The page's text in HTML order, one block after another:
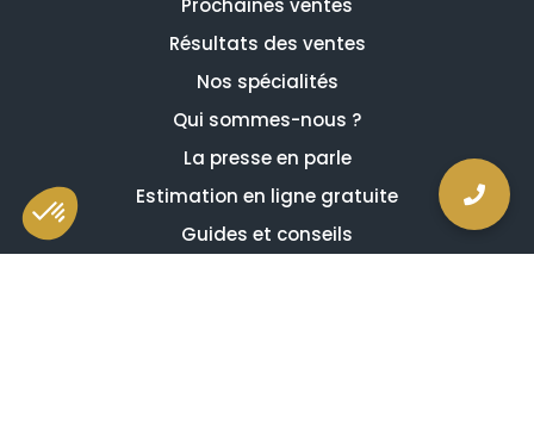
Prochaines ventes
Résultats des ventes
Nos spécialités
Qui sommes-nous ?
La presse en parle
Estimation en ligne gratuite
Guides et conseils